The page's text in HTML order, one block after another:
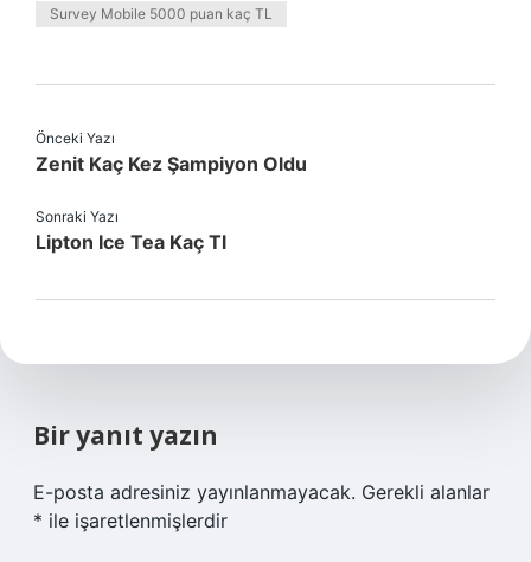
Survey Mobile 5000 puan kaç TL
Önceki Yazı
Zenit Kaç Kez Şampiyon Oldu
Sonraki Yazı
Lipton Ice Tea Kaç Tl
Bir yanıt yazın
E-posta adresiniz yayınlanmayacak. Gerekli alanlar
* ile işaretlenmişlerdir